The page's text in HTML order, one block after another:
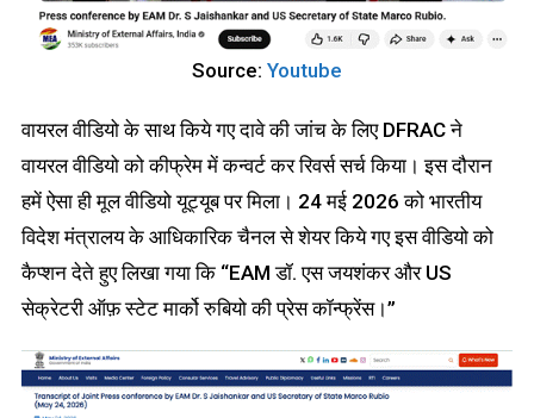
Source: Youtube
वायरल वीडियो के साथ किये गए दावे की जांच के लिए DFRAC ने
वायरल वीडियो को कीफ्रेम में कन्वर्ट कर रिवर्स सर्च किया। इस दौरान
हमें ऐसा ही मूल वीडियो यूट्यूब पर मिला। 24 मई 2026 को भारतीय
विदेश मंत्रालय के आधिकारिक चैनल से शेयर किये गए इस वीडियो को
कैप्शन देते हुए लिखा गया कि “EAM डॉ. एस जयशंकर और US
सेक्रेटरी ऑफ़ स्टेट मार्को रुबियो की प्रेस कॉन्फ्रेंस।”